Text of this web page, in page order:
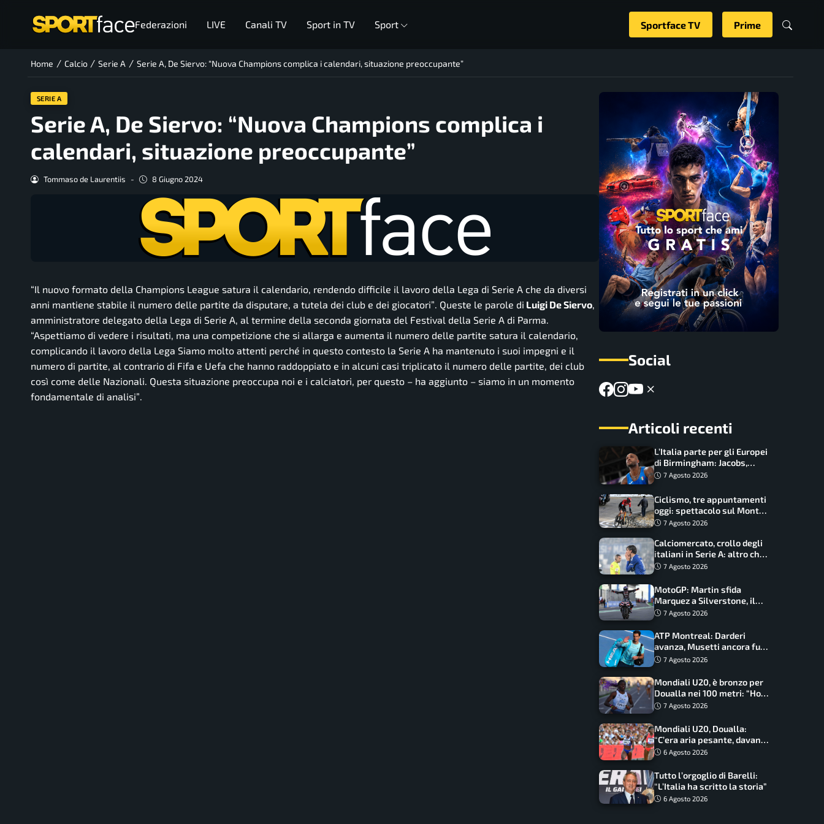
Federazioni LIVE Canali TV Sport in TV Sport Sportface TV Prime
Home / Calcio / Serie A / Serie A, De Siervo: “Nuova Champions complica i calendari, situazione preoccupante”
SERIE A
Serie A, De Siervo: “Nuova Champions complica i
calendari, situazione preoccupante”
Tommaso de Laurentiis - 8 Giugno 2024
“Il nuovo formato della Champions League satura il calendario, rendendo difficile il lavoro della Lega di Serie A che da diversi
anni mantiene stabile il numero delle partite da disputare, a tutela dei club e dei giocatori”. Queste le parole di Luigi De Siervo,
amministratore delegato della Lega di Serie A, al termine della seconda giornata del Festival della Serie A di Parma.
“Aspettiamo di vedere i risultati, ma una competizione che si allarga e aumenta il numero delle partite satura il calendario,
complicando il lavoro della Lega Siamo molto attenti perché in questo contesto la Serie A ha mantenuto i suoi impegni e il
numero di partite, al contrario di Fifa e Uefa che hanno raddoppiato e in alcuni casi triplicato il numero delle partite, dei club
così come delle Nazionali. Questa situazione preoccupa noi e i calciatori, per questo – ha aggiunto – siamo in un momento
fondamentale di analisi”.
Social
Articoli recenti
L’Italia parte per gli Europei
di Birmingham: Jacobs,
Tamberi e Battocletti
guidano una spedizione
record
7 Agosto 2026
Ciclismo, tre appuntamenti
oggi: spettacolo sul Mont
Ventoux, orari e come
7 Agosto 2026
Calciomercato, crollo degli
italiani in Serie A: altro che
svolta dopo il Mondiale
7 Agosto 2026
MotoGP: Martin sfida
Marquez a Silverstone, il
programma e gli orari
7 Agosto 2026
ATP Montreal: Darderi
avanza, Musetti ancora fuori
con Jodar
7 Agosto 2026
Mondiali U20, è bronzo per
Doualla nei 100 metri: “Ho
scacciato l’ansia”
7 Agosto 2026
Mondiali U20, Doualla:
“C’era aria pesante, davano
le mascherine! Finale? Non
6 Agosto 2026
Tutto l’orgoglio di Barelli:
“L’Italia ha scritto la storia”
6 Agosto 2026